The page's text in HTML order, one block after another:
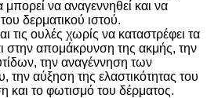
να αναγεννηθεί και να
δερματικού ιστού.
τις ουλές χωρίς να καταστρέφει τα
στην απομάκρυνση της ακμής, την
την αναγέννηση των
την αύξηση της ελαστικότητας του
και το φωτισμό του δέρματος.